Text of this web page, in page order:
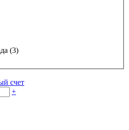
(3)
счет
+